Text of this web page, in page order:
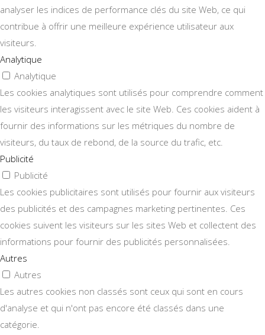
analyser les indices de performance clés du site Web, ce qui
contribue à offrir une meilleure expérience utilisateur aux
visiteurs.
Analytique
Analytique
Les cookies analytiques sont utilisés pour comprendre comment
les visiteurs interagissent avec le site Web. Ces cookies aident à
fournir des informations sur les métriques du nombre de
visiteurs, du taux de rebond, de la source du trafic, etc.
Publicité
Publicité
Les cookies publicitaires sont utilisés pour fournir aux visiteurs
des publicités et des campagnes marketing pertinentes. Ces
cookies suivent les visiteurs sur les sites Web et collectent des
informations pour fournir des publicités personnalisées.
Autres
Autres
Les autres cookies non classés sont ceux qui sont en cours
d'analyse et qui n'ont pas encore été classés dans une
catégorie.